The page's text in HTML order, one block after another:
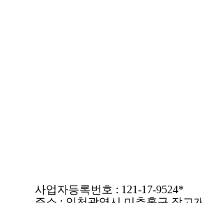
사업자등록번호 : 121-17-9524*